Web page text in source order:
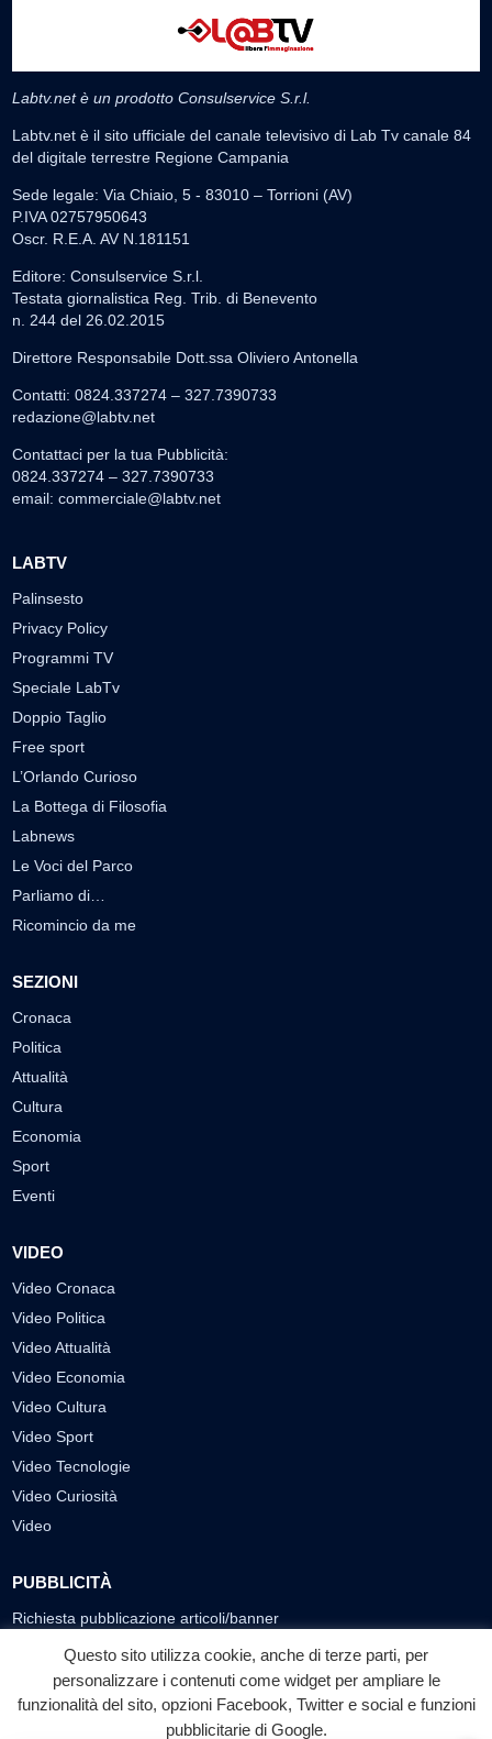
Labtv.net è un prodotto Consulservice S.r.l.
Labtv.net è il sito ufficiale del canale televisivo di Lab Tv canale 84
del digitale terrestre Regione Campania
Sede legale: Via Chiaio, 5 - 83010 – Torrioni (AV)
P.IVA 02757950643
Oscr. R.E.A. AV N.181151
Editore: Consulservice S.r.l.
Testata giornalistica Reg. Trib. di Benevento
n. 244 del 26.02.2015
Direttore Responsabile Dott.ssa Oliviero Antonella
Contatti: 0824.337274 – 327.7390733
redazione@labtv.net
Contattaci per la tua Pubblicità:
0824.337274 – 327.7390733
email: commerciale@labtv.net
LABTV
Palinsesto
Privacy Policy
Programmi TV
Speciale LabTv
Doppio Taglio
Free sport
L’Orlando Curioso
La Bottega di Filosofia
Labnews
Le Voci del Parco
Parliamo di…
Ricomincio da me
SEZIONI
Cronaca
Politica
Attualità
Cultura
Economia
Sport
Eventi
VIDEO
Video Cronaca
Video Politica
Video Attualità
Video Economia
Video Cultura
Video Sport
Video Tecnologie
Video Curiosità
Video
PUBBLICITÀ
Richiesta pubblicazione articoli/banner
SEGUICI SUI SOCIAL
f ◎ ▶
Questo sito utilizza cookie, anche di terze parti, per
personalizzare i contenuti come widget per ampliare le
funzionalità del sito, opzioni Facebook, Twitter e social e funzioni
pubblicitarie di Google.